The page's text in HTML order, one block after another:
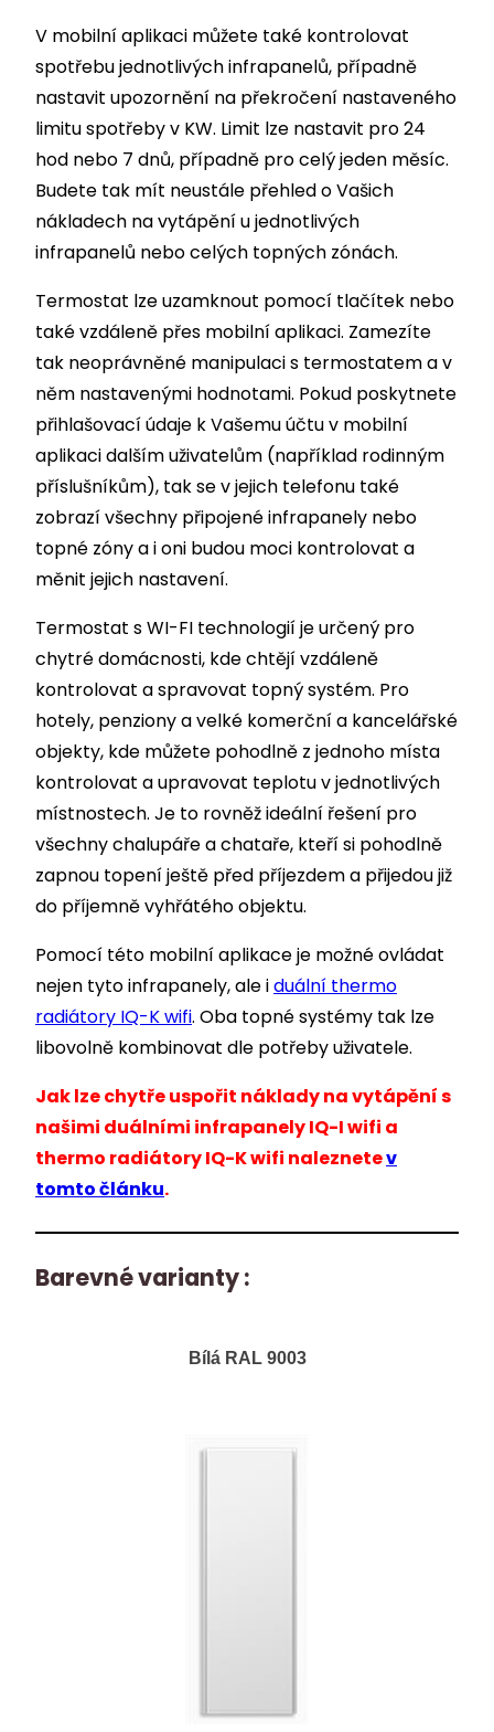
V mobilní aplikaci můžete také kontrolovat
spotřebu jednotlivých infrapanelů, případně
nastavit upozornění na překročení nastaveného
limitu spotřeby v KW. Limit lze nastavit pro 24
hod nebo 7 dnů, případně pro celý jeden měsíc.
Budete tak mít neustále přehled o Vašich
nákladech na vytápění u jednotlivých
infrapanelů nebo celých topných zónách.
Termostat lze uzamknout pomocí tlačítek nebo
také vzdáleně přes mobilní aplikaci. Zamezíte
tak neoprávněné manipulaci s termostatem a v
něm nastavenými hodnotami. Pokud poskytnete
přihlašovací údaje k Vašemu účtu v mobilní
aplikaci dalším uživatelům (například rodinným
příslušníkům), tak se v jejich telefonu také
zobrazí všechny připojené infrapanely nebo
topné zóny a i oni budou moci kontrolovat a
měnit jejich nastavení.
Termostat s WI-FI technologií je určený pro
chytré domácnosti, kde chtějí vzdáleně
kontrolovat a spravovat topný systém. Pro
hotely, penziony a velké komerční a kancelářské
objekty, kde můžete pohodlně z jednoho místa
kontrolovat a upravovat teplotu v jednotlivých
místnostech. Je to rovněž ideální řešení pro
všechny chalupáře a chataře, kteří si pohodlně
zapnou topení ještě před příjezdem a přijedou již
do příjemně vyhřátého objektu.
Pomocí této mobilní aplikace je možné ovládat
nejen tyto infrapanely, ale iduální thermo
radiátory IQ-K wifi. Oba topné systémy tak lze
libovolně kombinovat dle potřeby uživatele.
Jak lze chytře uspořit náklady na vytápění s
našimi duálními infrapanely IQ-I wifi a
thermo radiátory IQ-K wifi naleznetev
tomto článku.
Barevné varianty :
Bílá RAL 9003